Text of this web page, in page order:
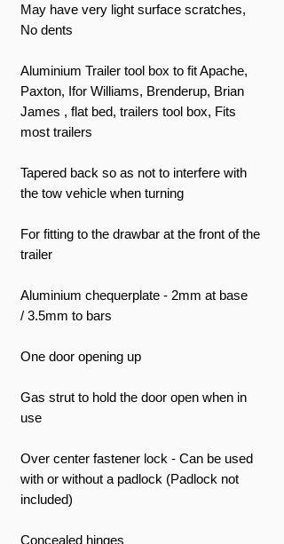
May have very light surface scratches,
No dents
Aluminium Trailer tool box to fit Apache,
Paxton, Ifor Williams, Brenderup, Brian
James , flat bed, trailers tool box, Fits
most trailers
Tapered back so as not to interfere with
the tow vehicle when turning
For fitting to the drawbar at the front of the
trailer
Aluminium chequerplate - 2mm at base
/ 3.5mm to bars
One door opening up
Gas strut to hold the door open when in
use
Over center fastener lock - Can be used
with or without a padlock (Padlock not
included)
Concealed hinges